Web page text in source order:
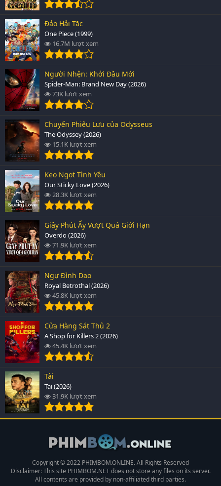
Đảo Hải Tặc
One Piece (1999)
16.7M lượt xem
Người Nhện: Khởi Đầu Mới
Spider-Man: Brand New Day (2026)
73K lượt xem
Chuyến Phiêu Lưu của Odysseus
The Odyssey (2026)
15.1K lượt xem
Kẹo Ngọt Tình Yêu
Our Sticky Love (2026)
28.3K lượt xem
Giây Phút Ấy Vượt Quá Giới Hạn
Overdo (2026)
71.9K lượt xem
Ngự Đình Dao
Royal Betrothal (2026)
45.8K lượt xem
Cửa Hàng Sát Thủ 2
A Shop for Killers 2 (2026)
45.4K lượt xem
Tài
Tai (2026)
31.9K lượt xem
Copyright © 2022 PHIMBOM.ONLINE. All Rights Reserved
Disclaimer: This site PHIMBOM.NETdoes not store any files on its server.
All contents are provided by non-affiliated third parties.